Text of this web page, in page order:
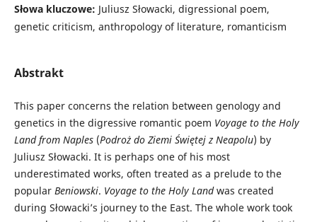
Słowa kluczowe: Juliusz Słowacki, digressional poem,
genetic criticism, anthropology of literature, romanticism
Abstrakt
This paper concerns the relation between genology and
genetics in the digressive romantic poem Voyage to the Holy
Land from Naples (Podrożdo Ziemi Świętej z Neapolu) by
Juliusz Słowacki. It is perhaps one of his most
underestimated works, often treated as a prelude to the
popular Beniowski. Voyage to the Holy Landwas created
during Słowacki’s journey to the East. The whole work took